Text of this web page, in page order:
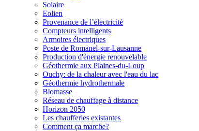
Solaire
Eolien
Provenance de l’électricité
Compteurs intelligents
Armoires électriques
Poste de Romanel-sur-Lausanne
Production d'énergie renouvelable
Géothermie aux Plaines-du-Loup
Ouchy: de la chaleur avec l'eau du lac
Géothermie hydrothermale
Biomasse
Réseau de chauffage à distance
Horizon 2050
Les chaufferies existantes
Comment ça marche?